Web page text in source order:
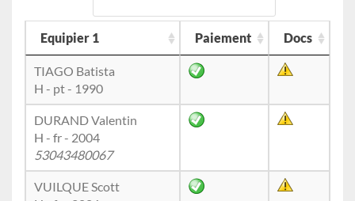
Equipier 1 Paiement Docs
TIAGO Batista
H - pt - 1990
DURAND Valentin
H - fr - 2004
53043480067
VUILQUE Scott